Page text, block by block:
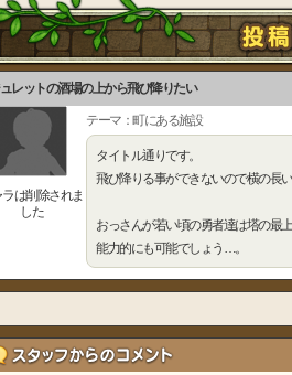
レットの酒場の上から飛び降りたい
は削除されま
した
テーマ：町にある施設
タイトル通りです。
飛び降りる事ができないので横の長
おっさんが若い頃の勇者達は塔の最
能力的にも可能でしょう…。